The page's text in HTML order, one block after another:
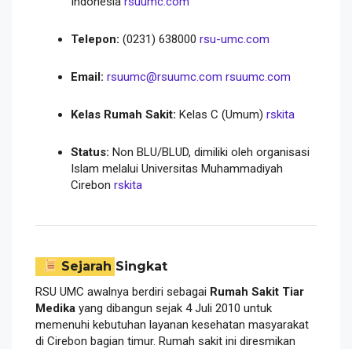
Telepon: (0231) 638000 rsu-umc.com
Email: rsuumc@rsuumc.com rsuumc.com
Kelas Rumah Sakit: Kelas C (Umum) rskita
Status: Non BLU/BLUD, dimiliki oleh organisasi
Islam melalui Universitas Muhammadiyah
Cirebon rskita
Sejarah Singkat
RSU UMC awalnya berdiri sebagai Rumah Sakit Tiar
Medika yang dibangun sejak 4 Juli 2010 untuk
memenuhi kebutuhan layanan kesehatan masyarakat
di Cirebon bagian timur. Rumah sakit ini diresmikan